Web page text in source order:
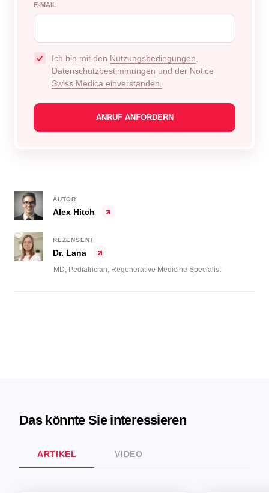
E-MAIL
Ich bin mit den Nutzungsbedingungen
Datenschutzbestimmungen und der Notice
Swiss Medica einverstanden.
Alex Hitch
AUTOR
Dr. Lana
REZENSENT
MD, Pediatrician, Regenerative Medicine Specialist
Das könnte Sie interessieren
ARTIKEL VIDEO